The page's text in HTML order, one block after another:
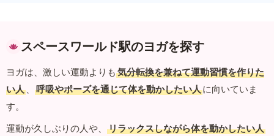
スペースワールド駅のヨガを探す
ヨガは、激しい運動よりも 気分転換を兼ねて運動習慣を作りた
い人 、 呼吸やポーズを通じて体を動かしたい人に向いていま
す。
運動が久しぶりの人や、
リラックスしながら体を動かしたい人